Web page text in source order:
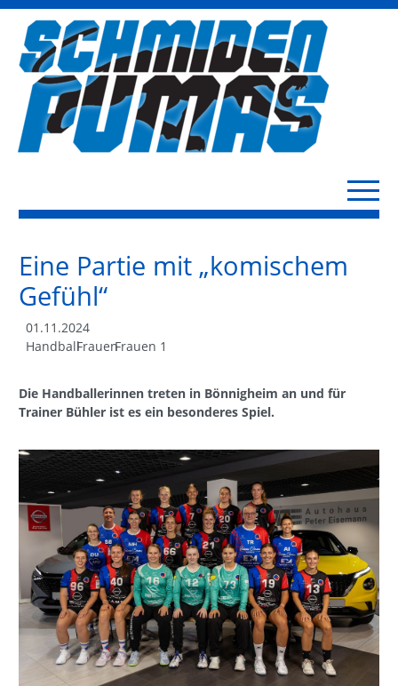
Eine Partie mit „komischem
Gefühl“
01.11.2024
HandballFrauenFrauen 1
Die Handballerinnen treten in Bönnigheim an und für
Trainer Bühler ist es ein besonderes Spiel.